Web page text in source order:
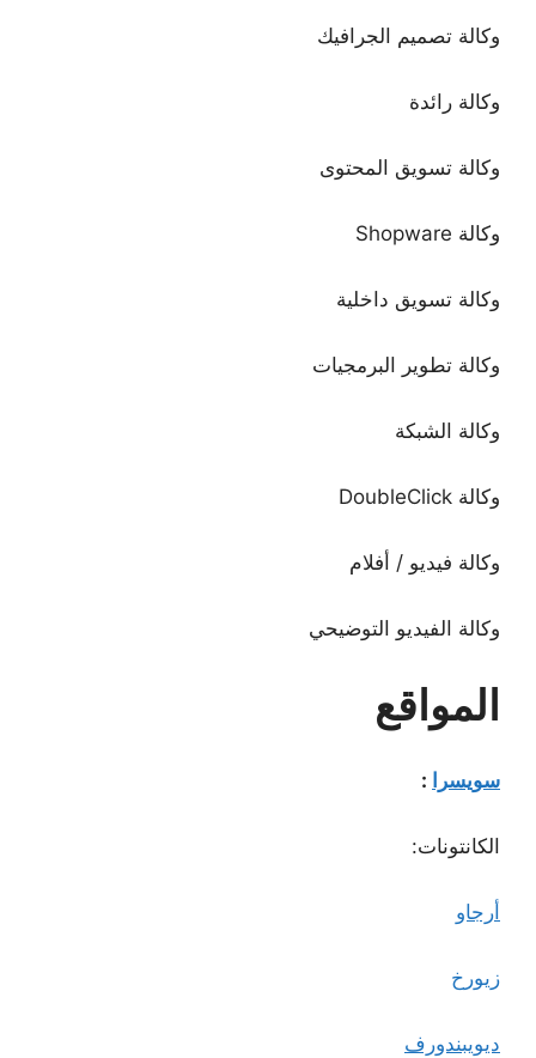
وكالة تصميم الجرافيك
وكالة رائدة
وكالة تسويق المحتوى
وكالة Shopware
وكالة تسويق داخلية
وكالة تطوير البرمجيات
وكالة الشبكة
وكالة DoubleClick
وكالة فيديو / أفلام
وكالة الفيديو التوضيحي
المواقع
سويسرا :
الكانتونات:
أرجاو
زيورخ
ديويبندورف